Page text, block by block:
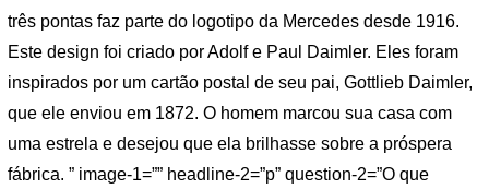
três pontas faz parte do logotipo da Mercedes desde 1916.
Este design foi criado por Adolf e Paul Daimler. Eles foram
inspirados por um cartão postal de seu pai, Gottlieb Daimler,
que ele enviou em 1872. O homem marcou sua casa com
uma estrela e desejou que ela brilhasse sobre a próspera
fábrica. ” image-1=”” headline-2=”p” question-2=”O que